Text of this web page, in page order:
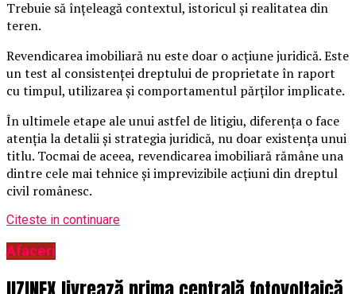
Trebuie să înțeleagă contextul, istoricul și realitatea din
teren.
Revendicarea imobiliară nu este doar o acțiune juridică. Este
un test al consistenței dreptului de proprietate în raport
cu timpul, utilizarea și comportamentul părților implicate.
În ultimele etape ale unui astfel de litigiu, diferența o face
atenția la detalii și strategia juridică, nu doar existența unui
titlu. Tocmai de aceea, revendicarea imobiliară rămâne una
dintre cele mai tehnice și imprevizibile acțiuni din dreptul
civil românesc.
Citeste in continuare
Afaceri